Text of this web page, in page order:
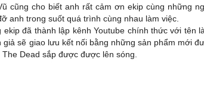
cũng cho biết anh rất cảm ơn ekip cùng những
anh trong suốt quá trình cùng nhau làm việc.
ekip đã thành lập kênh Youtube chính thức với tên
giả sẽ giao lưu kết nối bằng những sản phẩm mới
Dead sắp được được lên sóng.